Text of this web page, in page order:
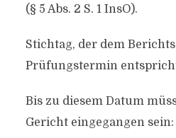
(§ 5 Abs. 2 S. 1 InsO).
Stichtag, der dem
Prüfungstermin
Bis zu diesem Datum
Gericht eingegangen sein: